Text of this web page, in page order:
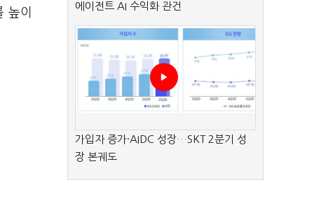
높이
에이전트 AI 수익화 관건
가입자 증가·AIDC 성장…SKT 2분기 성
장 본궤도